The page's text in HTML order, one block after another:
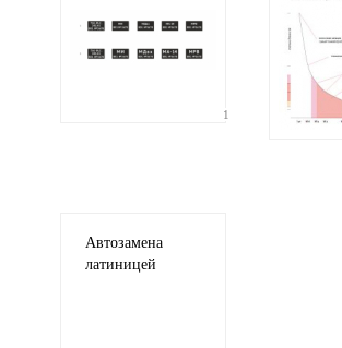
1
Автозамена
латиницей